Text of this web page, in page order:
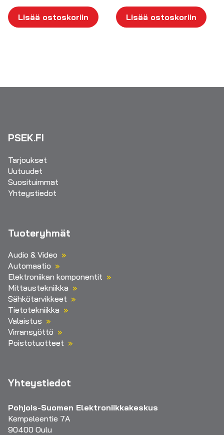
Lisää ostoskoriin Lisää ostoskoriin
PSEK.FI
Tarjoukset
Uutuudet
Suosituimmat
Yhteystiedot
Tuoteryhmät
Audio & Video
Automaatio
Elektroniikan komponentit
Mittaustekniikka
Sähkötarvikkeet
Tietotekniikka
Valaistus
Virransyöttö
Poistotuotteet
Yhteystiedot
Pohjois-Suomen Elektroniikkakeskus
Kempeleentie 7A
90400 Oulu